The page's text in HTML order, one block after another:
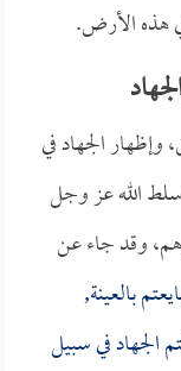
هذه الأرض.
وإظهار الجهاد في
الله عز وجل
وقد جاء عن
بالعينة,
الجهاد في سبيل